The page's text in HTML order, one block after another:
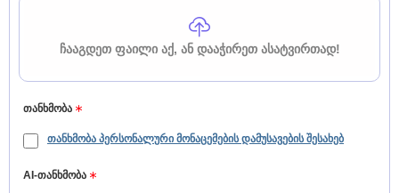
ᲩᲐᲐᲒᲓᲔᲗ ᲤᲐᲘᲚᲘ ᲐᲥ, ᲐᲜ ᲓᲐᲐᲭᲘᲠᲔᲗ ᲐᲡᲐᲢᲕᲘᲠᲗᲐᲓ!
თანხმობა
თანხმობა პერსონალური მონაცემების დამუსავების შესახებ
AI-თანხმობა